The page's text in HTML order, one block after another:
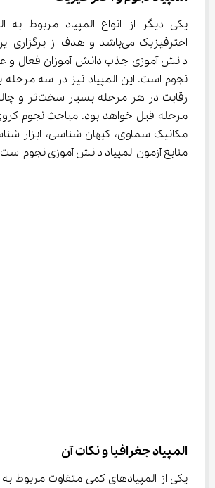
یکی دیگر از انواع المپیاد مربوط به
اخترفیزیک می‌باشد و هدف از
دانش آموزی جذب دانش آموزان فعال و
رقابت در هر
مرحله قبل خواهد بود. مباحث نجوم
مکانیک سماوی، کیهان شناسی، ابزار
منابع آزمون المپیاد دانش آموزی نجوم
المپیاد جغرافیا و نکات آن
یکی از المپیادهای کمی متفاوت مربوط به